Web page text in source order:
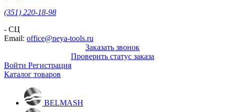
(351) 220-18-98
- СЦ
Email: office@neya-tools.ru
Заказать звонок
Проверить статус заказа
Войти Регистрация
Каталог товаров
BELMASH